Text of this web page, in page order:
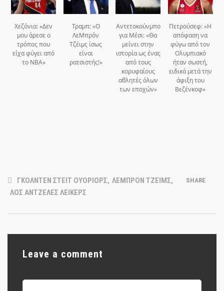
Χεζόνια: «Δεν
μου άρεσε ο
τρόπος που
είχα φύγει από
το ΝΒΑ»
Τραμπ: «Ο
ΛεΜπρόν
Τζέιμς ίσως
είναι
ρατσιστής!»
Αντετοκούνμπο
για Μέσι: «Θα
μείνει στην
ιστορία ως ένας
από τους
κορυφαίους
αθλητές όλων
των εποχών»
Πετρούσεφ: «Η
απόφαση να
φύγω από τον
Ολυμπιακό
ήταν σωστή,
ειδικά μετά την
άφιξη του
Βεζένκοφ»
ΓΚΟΛΝΤΕΝ ΣΤΕΙΤ ΟΥΟΡΙΟΡΣ, ΛΕΜΠΡΟΝ ΤΖΕΙΜΣ,
ΛΟΣ ΑΝΤΖΕΛΕΣ ΛΕΙΚΕΡΣ
SHARE
Leave a comment